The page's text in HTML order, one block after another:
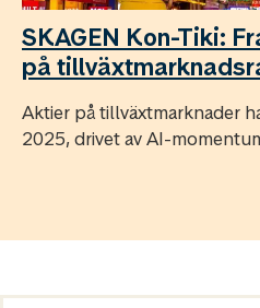
SKAGEN Kon-Tiki:
på
Aktier på tillväxtmarknader
2025, drivet av AI-